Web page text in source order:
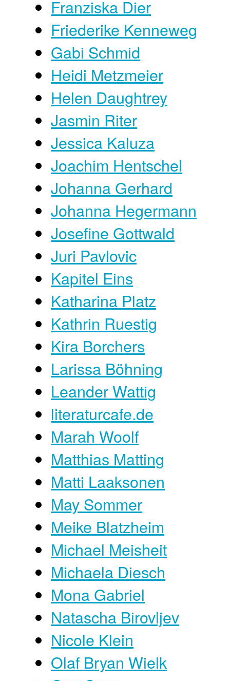
Franziska Dier
Friederike Kenneweg
Gabi Schmid
Heidi Metzmeier
Helen Daughtrey
Jasmin Riter
Jessica Kaluza
Joachim Hentschel
Johanna Gerhard
Johanna Hegermann
Josefine Gottwald
Juri Pavlovic
Kapitel Eins
Katharina Platz
Kathrin Ruestig
Kira Borchers
Larissa Böhning
Leander Wattig
literaturcafe.de
Marah Woolf
Matthias Matting
Matti Laaksonen
May Sommer
Meike Blatzheim
Michael Meisheit
Michaela Diesch
Mona Gabriel
Natascha Birovljev
Nicole Klein
Olaf Bryan Wielk